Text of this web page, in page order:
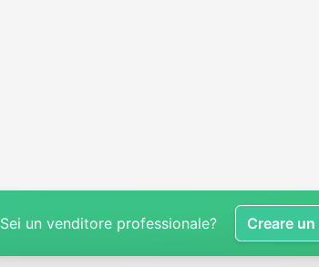
Sei un venditore professionale? Creare